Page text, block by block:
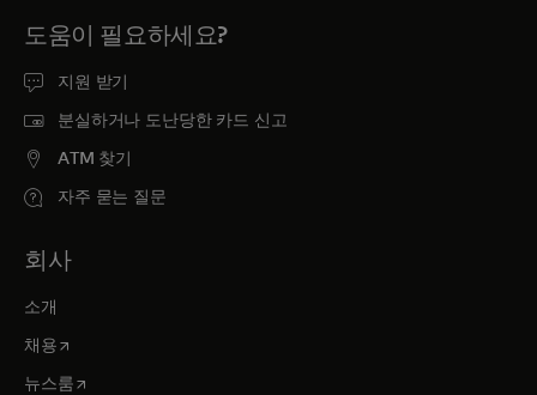
도움이 필요하세요?
지원 받기
분실하거나 도난당한 카드 신고
ATM 찾기
자주 묻는 질문
회사
소개
채용새 탭에서 열림
뉴스룸새 탭에서 열림